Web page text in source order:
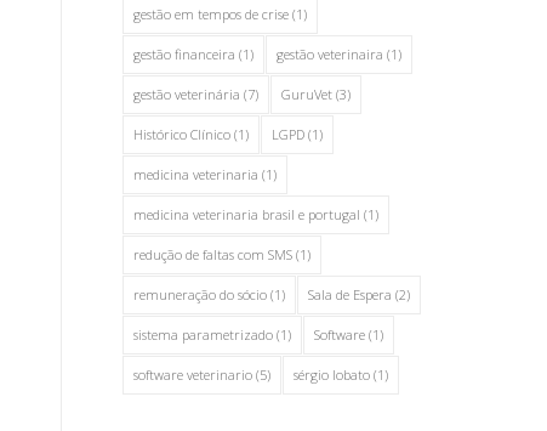
gestão em tempos de crise(1)
gestão financeira (1) gestão veterinaira (1)
gestão veterinária (7) GuruVet(3)
Histórico Clínico(1) LGPD(1)
medicina veterinaria (1)
medicina veterinaria brasil e portugal (1)
redução de faltas com SMS(1)
remuneração do sócio(1) Sala de Espera (2)
sistema parametrizado(1) Software(1)
software veterinario(5) sérgio lobato(1)